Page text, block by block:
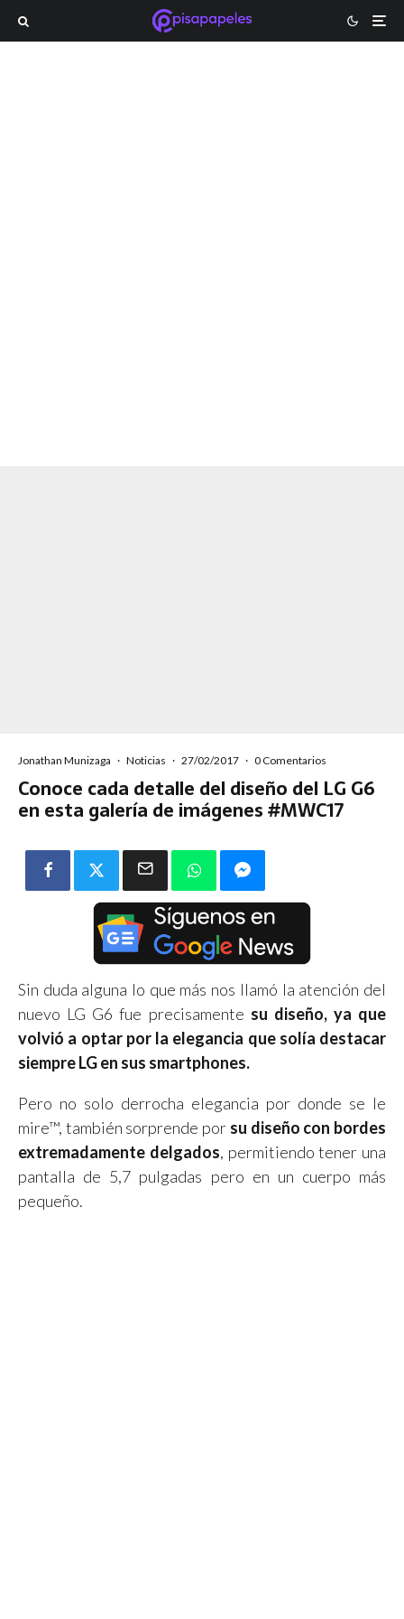
Jonathan Munizaga · Noticias · 27/02/2017 · 0 Comentarios
Conoce cada detalle del diseño del LG G6
en esta galería de imágenes #MWC17
Sin duda alguna lo que más nos llamó la atención del
nuevo LG G6 fue precisamente su diseño, ya que
volvió a optar por la elegancia que solía destacar
siempre LG en sus smartphones.
Pero no solo derrocha elegancia por donde se le
mire™, también sorprende por su diseño con bordes
extremadamente delgados, permitiendo tener una
pantalla de 5,7 pulgadas pero en un cuerpo más
pequeño.